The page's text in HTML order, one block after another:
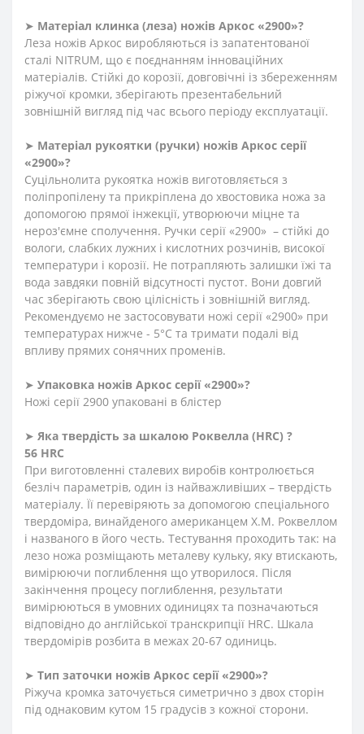
➤ Матеріал клинка (леза) ножів Аркос «2900»?
Леза ножів Аркос виробляються із запатентованої
сталі NITRUM, що є поєднанням інноваційних
матеріалів. Стійкі до корозії, довговічні із збереженням
ріжучої кромки, зберігають презентабельний
зовнішній вигляд під час всього періоду експлуатації.
➤ Матеріал рукоятки (ручки) ножів Аркос серії
«2900»?
Суцільнолита рукоятка ножів виготовляється з
поліпропілену та прикріплена до хвостовика ножа за
допомогою прямої інжекції, утворюючи міцне та
нероз'ємне сполучення. Ручки серії «2900» – стійкі до
вологи, слабких лужних і кислотних розчинів, високої
температури і корозії. Не потрапляють залишки їжі та
вода завдяки повній відсутності пустот. Вони довгий
час зберігають свою цілісність і зовнішній вигляд.
Рекомендуємо не застосовувати ножі серії «2900» при
температурах нижче - 5°С та тримати подалі від
впливу прямих сонячних променів.
➤ Упаковка ножів Аркос серії «2900»?
Ножі серії 2900 упаковані в блістер
➤ Яка твердість за шкалою Роквелла (HRC) ?
56 HRC
При виготовленні сталевих виробів контролюється
безліч параметрів, один із найважливіших – твердість
матеріалу. Її перевіряють за допомогою спеціального
твердоміра, винайденого американцем Х.М. Роквеллом
і названого в його честь. Тестування проходить так: на
лезо ножа розміщають металеву кульку, яку втискають,
вимірюючи поглиблення що утворилося. Після
закінчення процесу поглиблення, результати
вимірюються в умовних одиницях та позначаються
відповідно до англійської транскрипції HRC. Шкала
твердомірів розбита в межах 20-67 одиниць.
➤ Тип заточки ножів Аркос серії «2900»?
Ріжуча кромка заточується симетрично з двох сторін
під однаковим кутом 15 градусів з кожної сторони.